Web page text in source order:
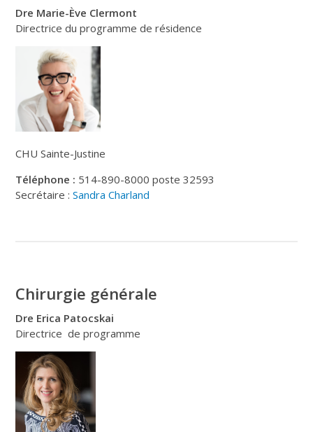
Dre Marie-Ève Clermont
Directrice du programme de résidence
CHU Sainte-Justine
Téléphone : 514-890-8000 poste 32593
Secrétaire :Sandra Charland
Chirurgie générale
Dre Erica Patocskai
Directrice de programme